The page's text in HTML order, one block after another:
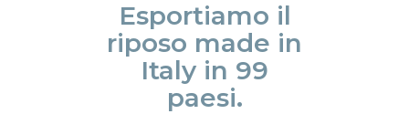
Esportiamo il
riposo made in
Italy in 99
paesi.